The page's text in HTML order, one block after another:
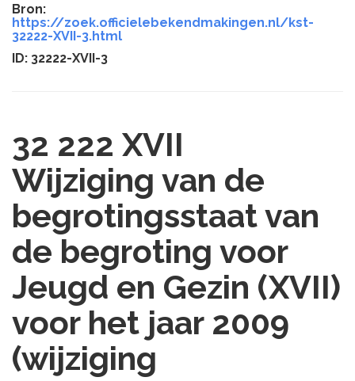
Bron:
https://zoek.officielebekendmakingen.nl/kst-
32222-XVII-3.html
ID: 32222-XVII-3
32 222 XVII
Wijziging van de
begrotingsstaat van
de begroting voor
Jeugd en Gezin (XVII)
voor het jaar 2009
(wijziging